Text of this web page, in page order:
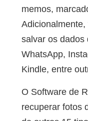
memos,
salvar os dados
WhatsApp,
Kindle, entre
O Software de
recuperar fotos